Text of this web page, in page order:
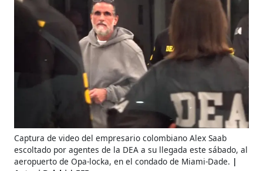
Captura de video del empresario colombiano Alex Saab
escoltado por agentes de la DEA a su llegada este sábado, al
aeropuerto de Opa-locka, en el condado de Miami-Dade.